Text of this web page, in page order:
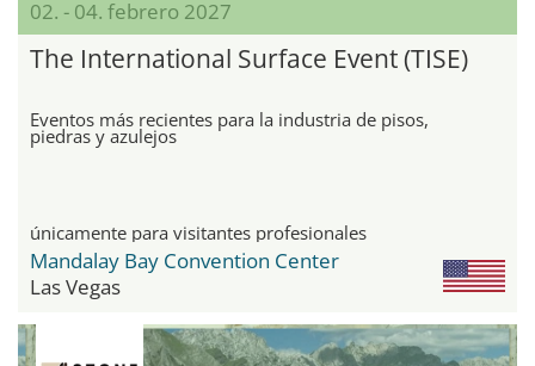
02. - 04. febrero 2027
The International Surface Event (TISE)
Eventos más recientes para la industria de pisos,
piedras y azulejos
únicamente para visitantes profesionales
Mandalay Bay Convention Center
Las Vegas